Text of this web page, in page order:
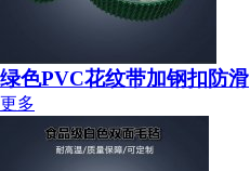
绿色PVC花纹带加钢扣防滑
更多